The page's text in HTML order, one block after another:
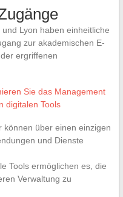
Lyon haben einheitliche
zur akademischen E-
ergriffenen
Sie das Management
digitalen Tools
können über einen einzigen
und Dienste
Tools ermöglichen es, die
Verwaltung zu